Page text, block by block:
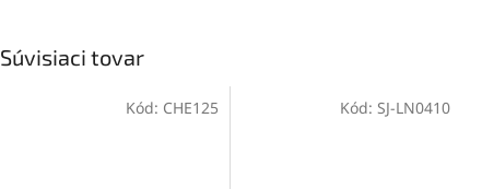
Súvisiaci tovar
Kód: CHE125 Kód: SJ-LN0410